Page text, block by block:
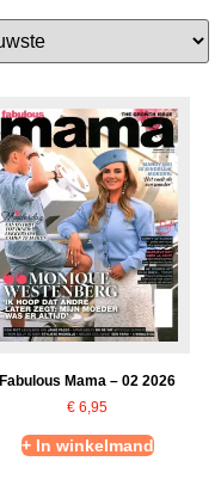
Fabulous Mama – 02 2026
€ 6,95
+ In winkelmand